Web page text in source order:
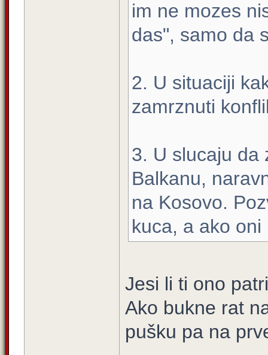
im ne mozes
das", samo da
2. U situaciji
zamrznuti
3. U slucaju da
Balkanu,
na Kosovo.
kuca, a ako
Jesi li ti ono
Ako bukne rat
pušku pa na